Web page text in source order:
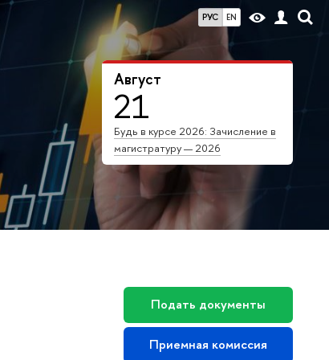
РУС EN
Август
21
Будь в курсе 2026: Зачисление в
магистратуру — 2026
Подать документы
Приемная комиссия